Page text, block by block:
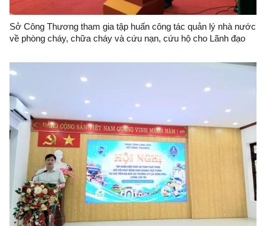
Sở Công Thương tham gia tập huấn công tác quản lý nhà nước
về phòng cháy, chữa cháy và cứu nạn, cứu hộ cho Lãnh đạo